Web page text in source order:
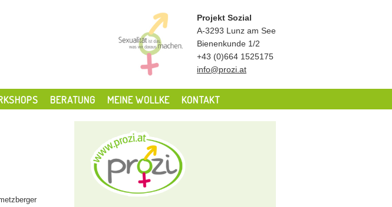
Projekt Sozial
A-3293 Lunz am See
Bienenkunde 1/2
+43 (0)664 1525175
info@prozi.at
BERATUNG MEINE WOLLKE KONTAKT